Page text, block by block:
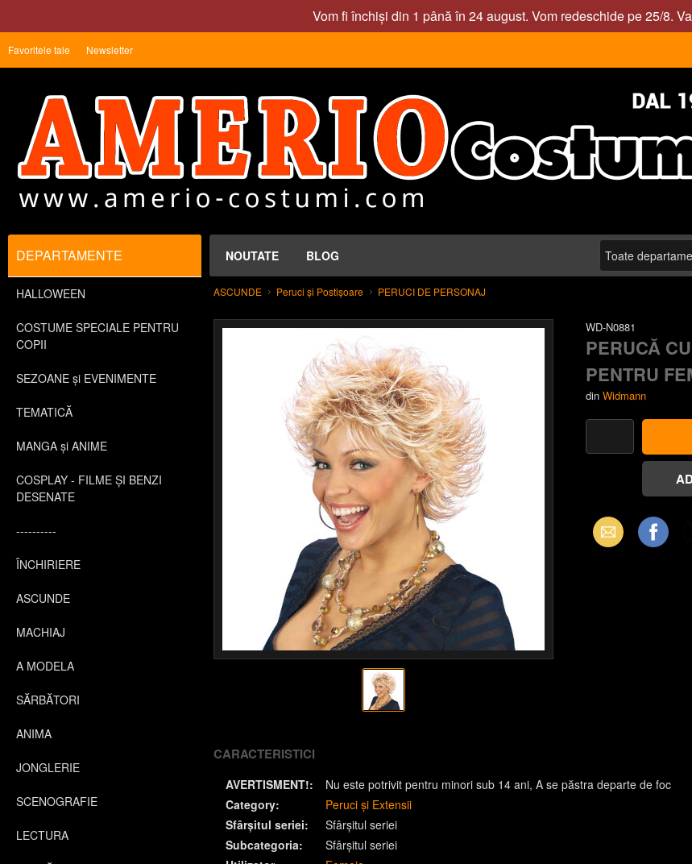
Vom fi închiși din 1 până în 24 august. Vom redeschide pe 25/8.
Favoritele tale Newsletter
NOUTATE BLOG
DEPARTAMENTE
HALLOWEEN
COSTUME SPECIALE PENTRU
COPII
SEZOANE și EVENIMENTE
TEMATICĂ
MANGA și ANIME
COSPLAY - FILME ȘI BENZI
DESENATE
----------
ÎNCHIRIERE
ASCUNDE
MACHIAJ
A MODELA
SĂRBĂTORI
ANIMA
JONGLERIE
SCENOGRAFIE
LECTURA
ASCUNDE Peruci și Postișoare PERUCI DE PERSONAJ
WD-N0881
PERUCĂ
PENTRU
din Widmann
Email Facebook
CARACTERISTICI
AVERTISMENT!: Nu este potrivit pentru minori sub 14 ani A se păstra departe de foc
Category:
Peruci și Extensii
Sfârșitul seriei:
Sfârșitul seriei
Subcategoria:
Sfârșitul seriei